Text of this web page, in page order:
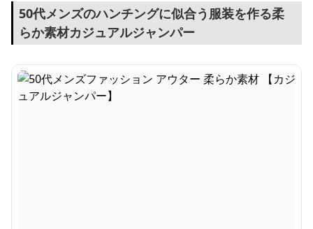
50代メンズのハンチングに似合う服装を作る柔
らか素材カジュアルジャンパー